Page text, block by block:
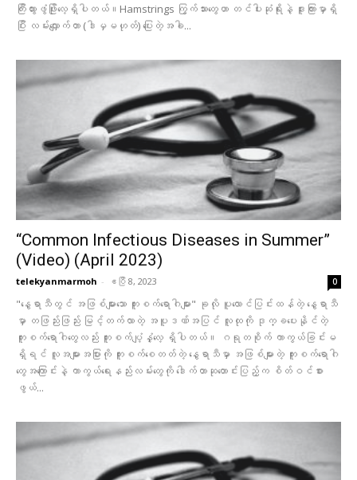
ကြီးထွားဖွံဖြိုးလေ့ရှိပါတယ်။Hamstrings ကြွက်သားတွေဟာ တင်ပါးဆုံရိုးနဲ့ ဒူးကြားမှာရှိ
ပြီး လမ်းလျှောက်တာ (ဒါမှမဟုတ်) ပြေးတဲ့အခါ...
“Common Infectious Diseases in Summer”
(Video) (April 2023)
telekyanmarmoh - ဧပြီ 8, 2023 0
"နွေရာသီတွင် အဖြစ်များသော ကူးစက်ရောဂါများ" ခုလို ပူလောင်ပြင်းထန်တဲ့ နွေရာသီ
မှာ တဖြည်းဖြည်း မြင့်တက်လာတဲ့ အပူဒဏ်အပြင် လူထုကို ဒုက္ခပေးနိုင်တဲ့
ကူးစက်ရောဂါတွေလည်း ကူးစက်ပျံ့နှံ့လေ့ ရှိပါတယ်။ ဂရုတစိုက် ကာကွယ်ခြင်းမ
ရှိရင် လူအများအပြားကို ကူးစက်စေတတ်တဲ့ နွေရာသီမှာ အဖြစ်များတဲ့ ကူးစက်ရောဂါ
တွေအကြောင်းနဲ့ ကာကွယ်ရေးနည်းလမ်းတွေကို ဒေါက်တာဆုတောင်းပြည့်က စိတ်ဝင်စား
ဖွယ်...